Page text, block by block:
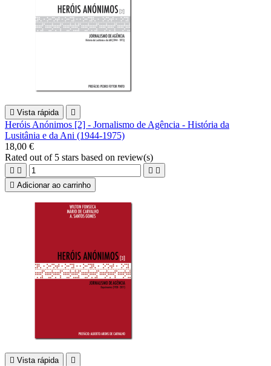
 Vista rápida 
Heróis Anónimos [2] - Jornalismo de Agência - História da
Lusitânia e da Ani (1944-1975)
18,00 €
Rated out of 5 stars based on review(s)
   
 Adicionar ao carrinho
 Vista rápida 